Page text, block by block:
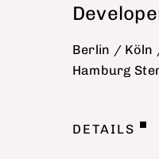
Berlin /
Hamburg
DETAILS